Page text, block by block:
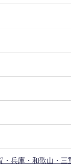
・兵庫・和歌山・三